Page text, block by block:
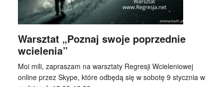
Warsztat „Poznaj swoje poprzednie
wcielenia”
Moi mili, zapraszam na warsztaty Regresji Wcieleniowej
online przez Skype, które odbędą się w sobotę 9 stycznia w